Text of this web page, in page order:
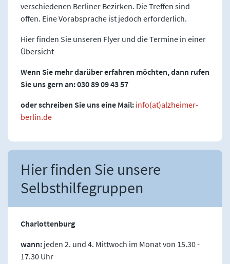
verschiedenen Berliner Bezirken. Die Treffen sind
offen. Eine Vorabsprache ist jedoch erforderlich.
Hier finden Sie unseren Flyer und die Termine in einer
Übersicht
Wenn Sie mehr darüber erfahren möchten, dann rufen
Sie uns gern an: 030 89 09 43 57
oder schreiben Sie uns eine Mail: info(at)alzheimer-
berlin.de
Hier finden Sie unsere
Selbsthilfegruppen
Charlottenburg
wann: jeden 2. und 4. Mittwoch im Monat von 15.30 -
17.30 Uhr